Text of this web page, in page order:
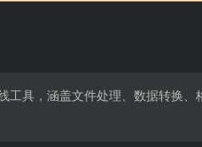
工具，涵盖文件处理、数据转换